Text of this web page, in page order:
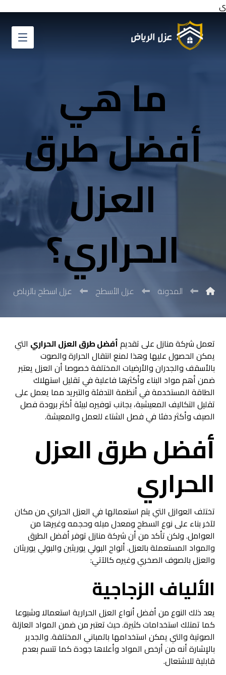
ي
ما هي
أفضل طرق
العزل
الحراري؟
المدونة عزل الأسطح عزل اسطح بالرياض
تعمل شركة منازل على تقديمأفضل طرق العزل الحراري التي
يمكن الحصول عليها وهذا لمنع انتقال الحرارة والصوت
بالأسقف والجدران والأرضيات المختلفة خصوصا أن العزل يعتبر
ضمن أهم مواد البناء وأكثرها فاعلية في تقليل استهلاك
الطاقة المستخدمة في أنظمة التدفئة والتبريد مما يعمل على
تقليل التكاليف المعيشية، بجانب توفيره لبيئة أكثر برودة فصل
الصيف وأكثر دفئا في فصل الشتاء للعمل والمعيشة.
أفضل طرق العزل
الحراري
تختلف العوازل التي يتم استعمالها في العزل الحراري من مكان
لآخر بناء على نوع السطح ومعدل ميله وحجمه وغيرها من
العوامل. ولكن تأكد من أن شركة منازل توفر أفضل الطرق
والمواد المستعملة بالعزل.ألواح البولي يوريثين والبولي يوريثان
والعزل بالصوف الصخري وغيره كالآتي:
الألياف الزجاجية
يعد ذلك النوع من أفضل أنواع العزل الحرارية استعمالا وشيوعا
كما تمتلك استخدامات كثيرة. حيث تعتبر من ضمن المواد العازلة
الصوتية والتي يمكن استخدامها بالمباني المختلفة. والجدير
بالإشارة أنه من أرخص المواد وأعلاها جودة كما تتسم بعدم
قابلية للاشتعال.